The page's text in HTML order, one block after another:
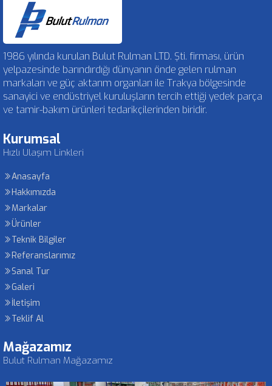
1986 yılında kurulan Bulut Rulman LTD. Şti. firması, ürün
yelpazesinde barındırdığı dünyanın önde gelen rulman
markaları ve güç aktarım organları ile Trakya bölgesinde
sanayici ve endüstriyel kuruluşların tercih ettiği yedek parça
ve tamir-bakım ürünleri tedarikçilerinden biridir.
Kurumsal
Hızlı Ulaşım Linkleri
Anasayfa
Hakkımızda
Markalar
Ürünler
Teknik Bilgiler
Referanslarımız
Sanal Tur
Galeri
İletişim
Teklif Al
Mağazamız
Bulut Rulman Mağazamız